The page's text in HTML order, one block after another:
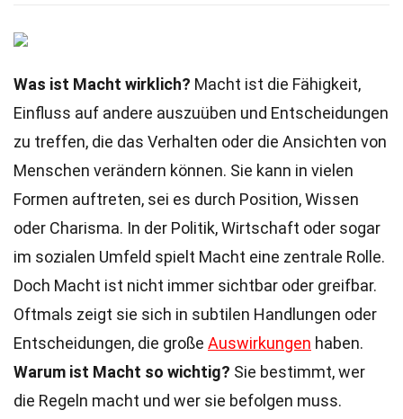
Was ist Macht wirklich? Macht ist die Fähigkeit,
Einfluss auf andere auszuüben und Entscheidungen
zu treffen, die das Verhalten oder die Ansichten von
Menschen verändern können. Sie kann in vielen
Formen auftreten, sei es durch Position, Wissen
oder Charisma. In der Politik, Wirtschaft oder sogar
im sozialen Umfeld spielt Macht eine zentrale Rolle.
Doch Macht ist nicht immer sichtbar oder greifbar.
Oftmals zeigt sie sich in subtilen Handlungen oder
Entscheidungen, die große Auswirkungen haben.
Warum ist Macht so wichtig? Sie bestimmt, wer
die Regeln macht und wer sie befolgen muss.